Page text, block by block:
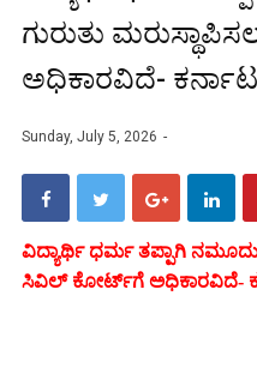
ಗುರುತು
ಅಧಿಕಾರವಿದೆ-
Sunday, July 5, 2026
ವಿದ್ಯಾರ್ಥಿ ಧರ್ಮ ತಪ್ಪಾಗಿ
ಸಿವಿಲ್ ಕೋರ್ಟ್‌ಗೆ ಅಧಿಕಾರವಿದೆ-